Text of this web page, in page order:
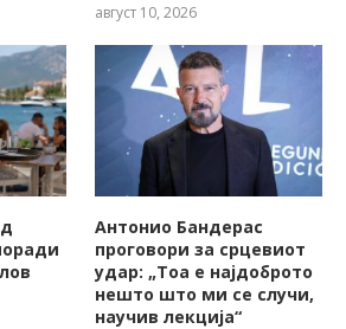
август 10, 2026
Антонио Бандерас
проговори за срцевиот
удар: „Тоа е најдоброто
нешто што ми се случи,
научив лекција“